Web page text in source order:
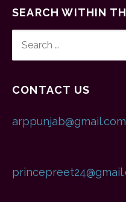
SEARCH WITHIN
FOR:
CONTACT US
arppunjab@gmail.com